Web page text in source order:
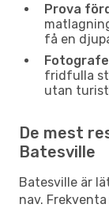
Prova
få en
fridfulla
utan
De mest
Batesville
Batesville är
nav.